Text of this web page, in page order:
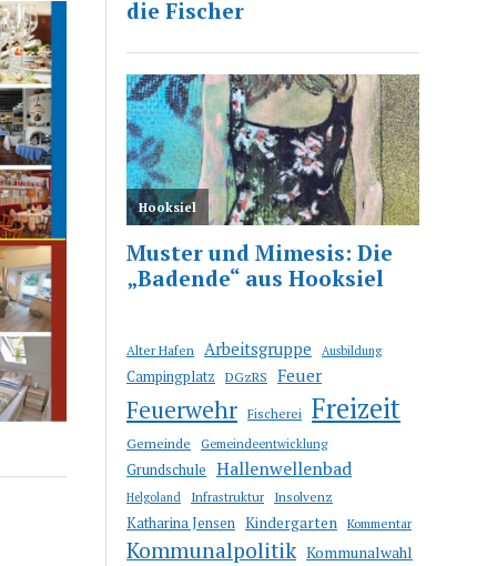
Alter Hafen Arbeitsgruppe Ausbildung
Campingplatz DGzRS Feuer
Feuerwehr Fischerei Freizeit
Gemeinde Gemeindeentwicklung
Grundschule Hallenwellenbad
Helgoland Infrastruktur Insolvenz
Katharina Jensen Kindergarten Kommentar
Kommunalpolitik Kommunalwahl